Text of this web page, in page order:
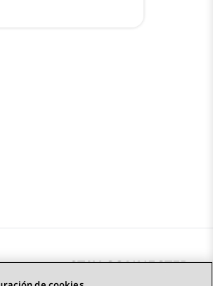
STAY CONNECTED